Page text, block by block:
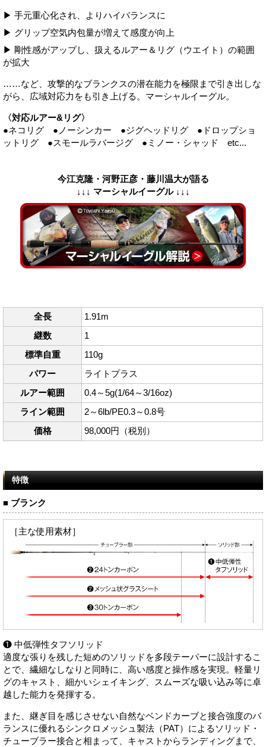
▶ 手元重心化され、よりハイバランスに
▶ グリップ空気内包量が増えて感度が向上
▶ 剛性感がアップし、扱えるルアー＆リグ（ウエイト）の範囲
が拡大
……など、攻撃的なブランクスの潜在能力を極限まで引き出しな
がら、広域対応力をも引き上げる。マーシャルイーグル。
〈対応ルアー&リグ〉
●ネコリグ ●ノーシンカー ●ジグヘッドリグ ●ドロップショ
ットリグ ●スモールラバージグ ●ミノー・シャッド etc...
今江克隆・河野正彦・藤川温大が語る
↓↓↓ マーシャルイーグル ↓↓↓
全長
1.91m
継数
1
標準自重
110g
パワー
ライトプラス
ルアー範囲
0.4～5g(1/64～3/16oz)
ライン範囲
2～6lb/PE0.3～0.8号
価格
98,000円（税別）
特徴
■ ブランク
［主な使用素材］
❶ 中低弾性タフソリッド
適度な張りを残した短めのソリッドを多段テーパーに設計するこ
とで、繊細なしなりと同時に、高い感度と操作感を実現。軽量リ
グのキャスト、細かいシェイキング、スムーズな吸い込み等に卓
越した能力を発揮する。
また、継ぎ目を感じさせない自然なベンドカーブと接合強度のバ
ランスに優れるシンクロメッシュ製法（PAT）によるソリッド・
チューブラー接合と相まって、キャストからランディングまで、